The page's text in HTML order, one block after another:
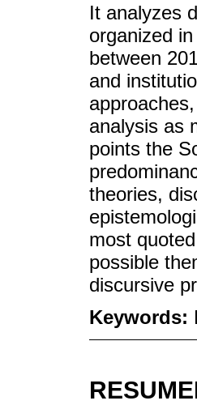
It analyzes
organized
between
and
analysis as
points the
theories,
most
possible
discursive
Keywords: